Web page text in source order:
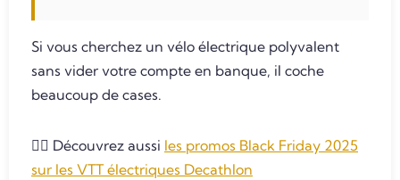
Si vous cherchez un vélo électrique polyvalent
sans vider votre compte en banque, il coche
beaucoup de cases.
👉🏼 Découvrez aussi les promos Black Friday 2025
sur les VTT électriques Decathlon